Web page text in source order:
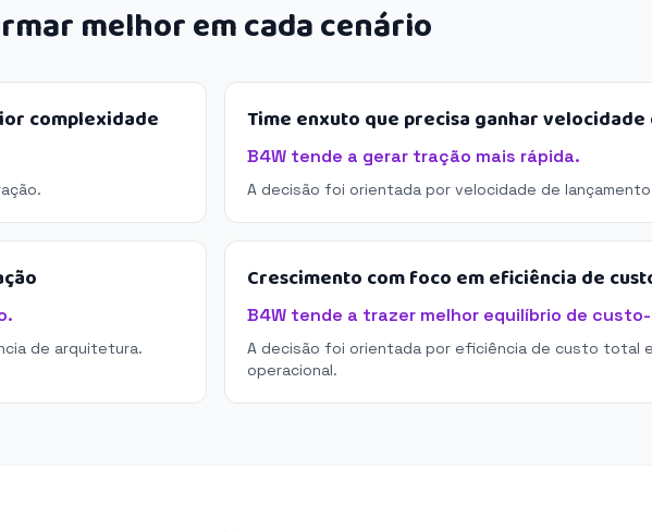
melhor em cada cenário
complexidade Time enxuto que precisa ganhar velocidade
B4W tende a gerar tração mais rápida.
A decisão foi orientada por velocidade de
de arquitetura.
Crescimento com foco em eficiência de
B4W tende a trazer melhor equilíbrio de
A decisão foi orientada por eficiência de custo total
operacional.